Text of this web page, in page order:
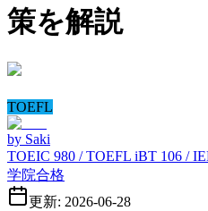
策を解説
TOEFL
by Saki
TOEIC 980 / TOEFL iBT 106 /
学院合格
更新: 2026-06-28